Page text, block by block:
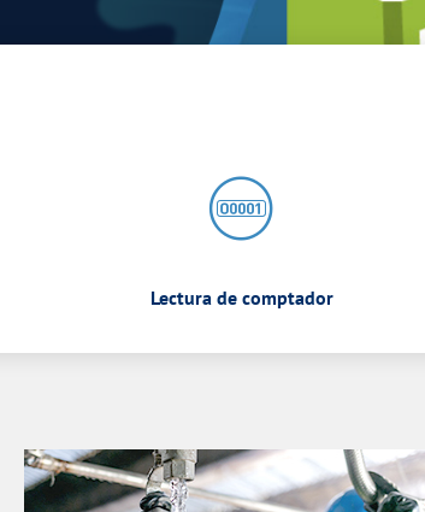
Lectura de comptador